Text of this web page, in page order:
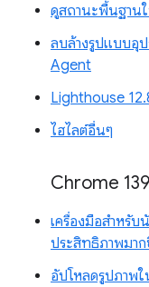
ดูสถานะพื้นฐาน
ลบล้างรูปแบบอุ
Agent
Lighthouse
ไฮไลต์อื่นๆ
Chrome 139
เครื่องมือสำหรั
ประสิทธิภาพมา
อัปโหลดรูปภาพ